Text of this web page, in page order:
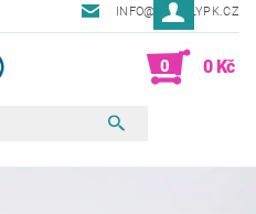
INFO@MODELYPK.CZ
0 0 Kč